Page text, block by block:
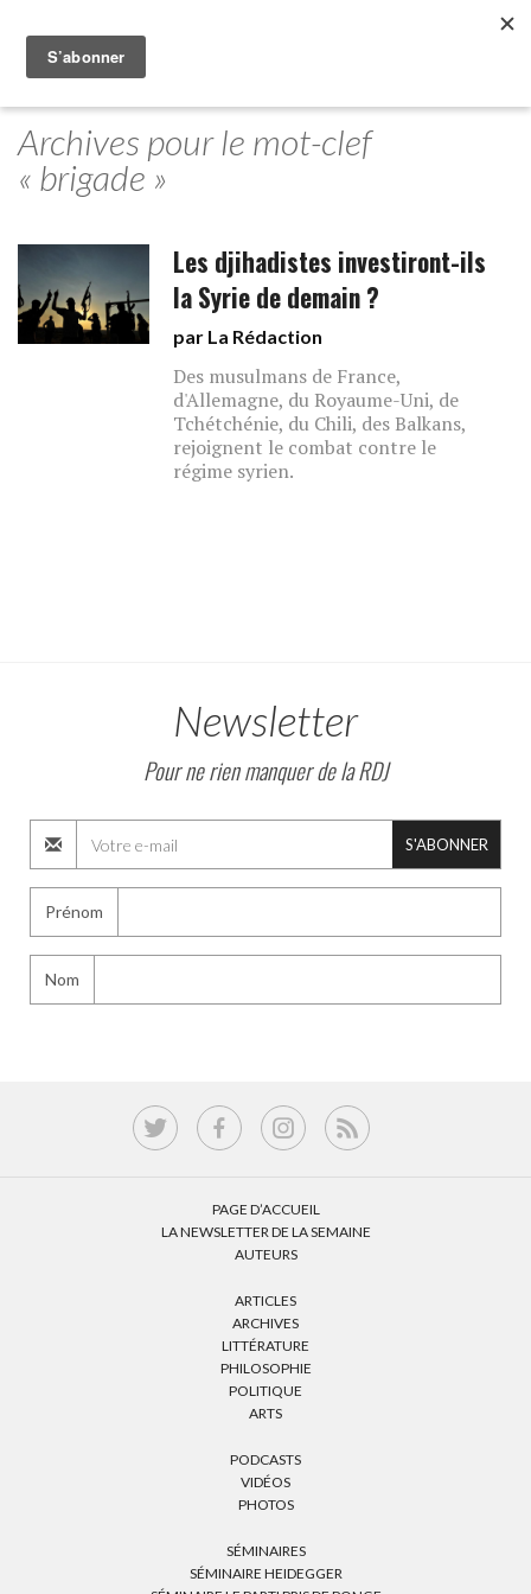
Archives pour le mot-clef
« brigade »
Les djihadistes investiront-ils
la Syrie de demain ?
par La Rédaction
Des musulmans de France,
d'Allemagne, du Royaume-Uni, de
Tchétchénie, du Chili, des Balkans,
rejoignent le combat contre le
régime syrien.
Newsletter
Pour ne rien manquer de la RDJ
S'ABONNER
Prénom
Nom
PAGE D’ACCUEIL
LA NEWSLETTER DE LA SEMAINE
AUTEURS
ARTICLES
ARCHIVES
LITTÉRATURE
PHILOSOPHIE
POLITIQUE
ARTS
PODCASTS
VIDÉOS
PHOTOS
SÉMINAIRES
SÉMINAIRE HEIDEGGER